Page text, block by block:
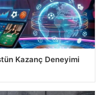
Kazanç Deneyimi